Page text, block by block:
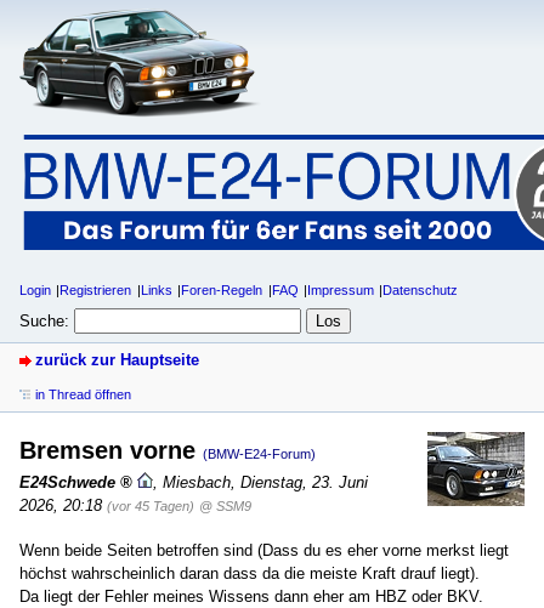
Login Registrieren Links Foren-Regeln FAQ Impressum Datenschutz
Suche:
zurück zur Hauptseite
in Thread öffnen
Bremsen vorne (BMW-E24-Forum)
E24Schwede Miesbach Dienstag, 23. Juni
2026, 20:18 (vor 45 Tagen) @ SSM9
Wenn beide Seiten betroffen sind (Dass du es eher vorne merkst liegt
höchst wahrscheinlich daran dass da die meiste Kraft drauf liegt).
Da liegt der Fehler meines Wissens dann eher am HBZ oder BKV.